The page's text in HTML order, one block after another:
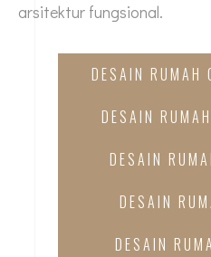
arsitektur fungsional.
DESAIN RUMAH
DESAIN
DESAIN
DESAIN
DESAIN